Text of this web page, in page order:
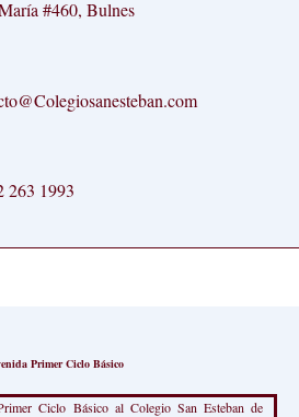
#460, Bulnes
263 1993
Primer Ciclo Básico
Ciclo Básico al Colegio San Esteban de